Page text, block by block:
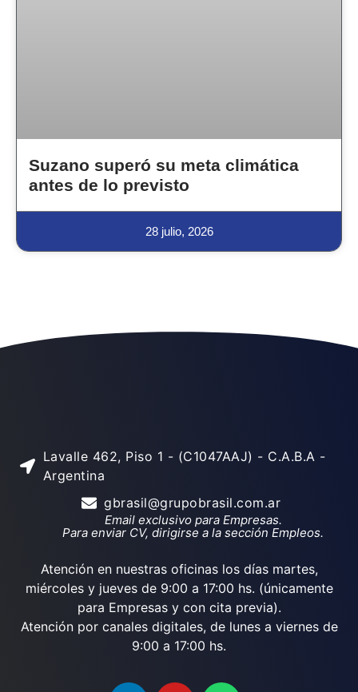
Suzano superó su meta climática
antes de lo previsto
28 julio, 2026
Lavalle 462, Piso 1 - (C1047AAJ) - C.A.B.A -
Argentina
gbrasil@grupobrasil.com.ar
Email exclusivo para Empresas.
Para enviar CV, dirigirse a la sección Empleos.
Atención en nuestras oficinas los días martes,
miércoles y jueves de 9:00 a 17:00 hs. (únicamente
para Empresas y con cita previa).
Atención por canales digitales, de lunes a viernes de
9:00 a 17:00 hs.